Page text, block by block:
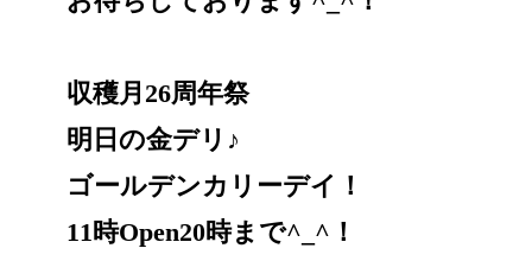
収穫月26周年祭
明日の金デリ♪
ゴールデンカリーデイ！
11時Open20時まで^_^！